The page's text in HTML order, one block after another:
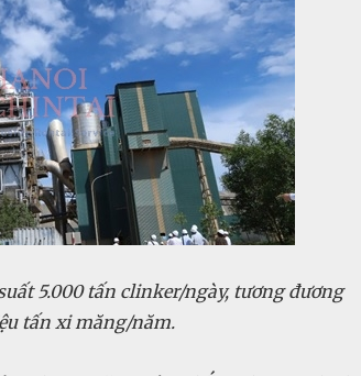
5.000 tấn clinker/ngày, tương đương
tấn xi măng/năm.